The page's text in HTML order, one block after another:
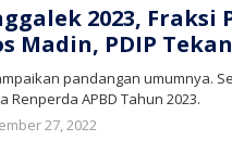
2023, Fraksi
Madin, PDIP
pandangan umumnya.
Renperda APBD Tahun 2023.
27, 2022